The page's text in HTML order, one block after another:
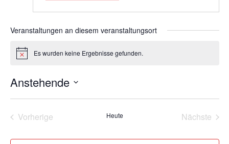
Veranstaltungen an diesem veranstaltungsort
HinweisEs wurden keine Ergebnisse gefunden.
Anstehende
Vorherige
Heute
Nächste